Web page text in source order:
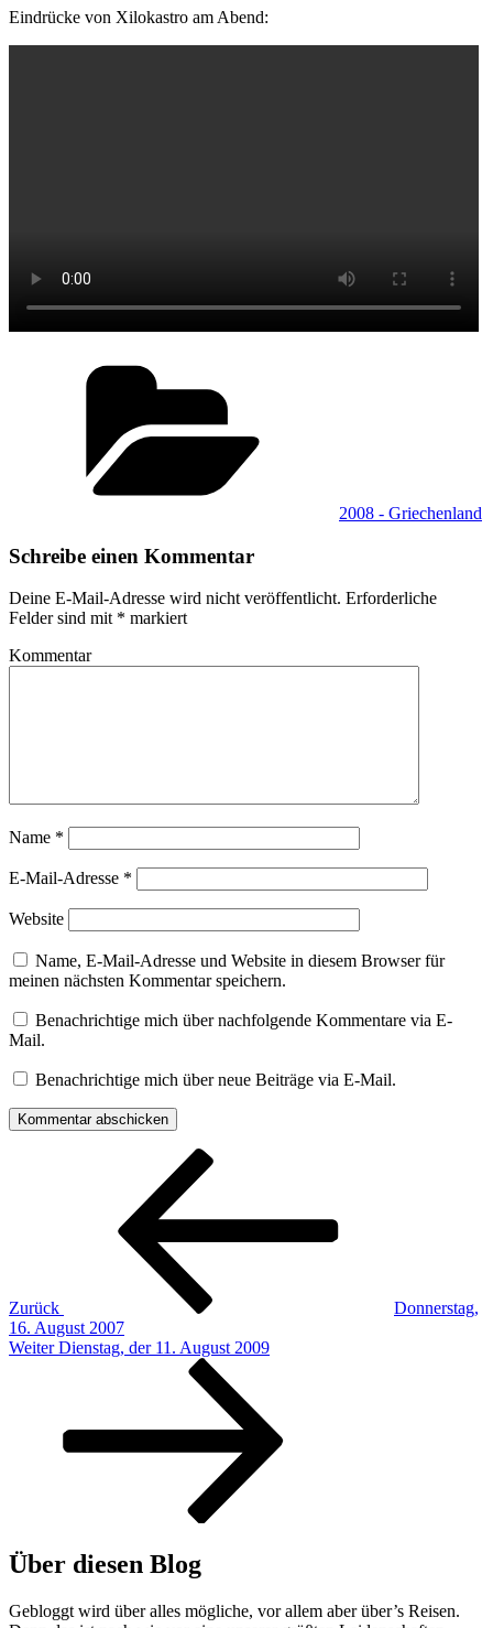
Eindrücke von Xilokastro am Abend:
2008 - Griechenland
Schreibe einen Kommentar
Deine E-Mail-Adresse wird nicht veröffentlicht. Erforderliche
Felder sind mit * markiert
Kommentar
Name *
E-Mail-Adresse *
Website
Name, E-Mail-Adresse und Website in diesem Browser für
meinen nächsten Kommentar speichern.
Benachrichtige mich über nachfolgende Kommentare via E-
Mail.
Benachrichtige mich über neue Beiträge via E-Mail.
Beitragsnavigation
Zurück
Donnerstag,
16. August 2007
Nächster
Weiter Dienstag, der 11. August 2009
Über diesen Blog
Gebloggt wird über alles mögliche, vor allem aber über’s Reisen.